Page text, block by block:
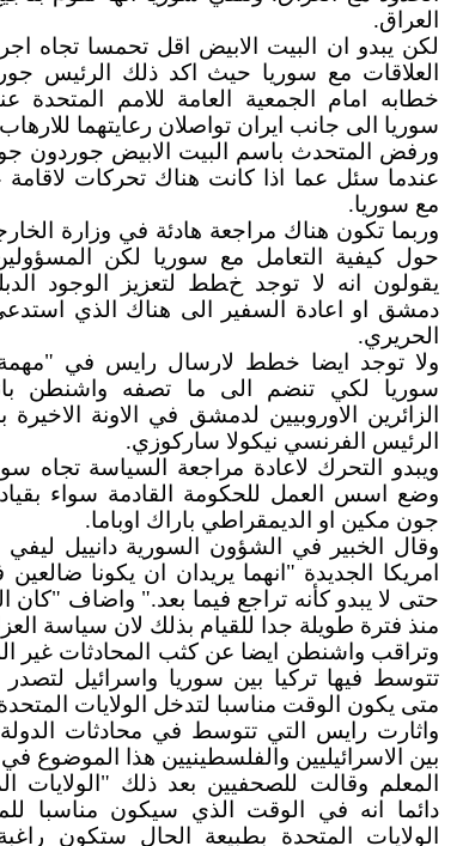
العراق.
لكن يبدو ان البيت الابيض اقل تحمسا تجاه
العلاقات مع سوريا حيث اكد ذلك الرئيس
خطابه امام الجمعية العامة للامم المتحدة
سوريا الى جانب ايران تواصلان رعايتهما
ورفض المتحدث باسم البيت الابيض جوردون
عندما سئل عما اذا كانت هناك تحركات لاقامة
مع سوريا.
وربما تكون هناك مراجعة هادئة في وزارة
حول كيفية التعامل مع سوريا لكن المسؤولين
يقولون انه لا توجد خطط لتعزيز الوجود
دمشق او اعادة السفير الى هناك الذي
الحريري.
ولا توجد ايضا خطط لارسال رايس في
سوريا لكي تنضم الى ما تصفه واشنطن
الزائرين الاوروبيين لدمشق في الاونة
الرئيس الفرنسي نيكولا ساركوزي.
ويبدو التحرك لاعادة مراجعة السياسة تجاه
وضع اسس العمل للحكومة القادمة سواء
جون مكين او الديمقراطي باراك اوباما.
وقال الخبير في الشؤون السورية دانييل
امريكا الجديدة "انهما يريدان ان يكونا
حتى لا يبدو كأنه تراجع فيما بعد." واضاف "كان
منذ فترة طويلة جدا للقيام بذلك لان سياسة
وتراقب واشنطن ايضا عن كثب المحادثات غير
تتوسط فيها تركيا بين سوريا واسرائيل
متى يكون الوقت مناسبا لتدخل الولايات
واثارت رايس التي تتوسط في محادثات الدولة
بين الاسرائيليين والفلسطينيين هذا الموضوع
المعلم وقالت للصحفيين بعد ذلك "الولايات
دائما انه في الوقت الذي سيكون مناسبا
الولايات المتحدة بطبيعة الحال ستكون